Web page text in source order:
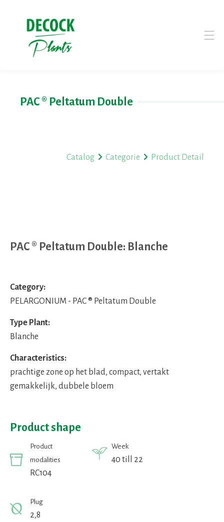
PAC ® Peltatum Double
Catalog Categorie Product Detail
PAC ® Peltatum Double: Blanche
Category:
PELARGONIUM - PAC ® Peltatum Double
Type Plant:
Blanche
Characteristics:
prachtige zone op het blad, compact, vertakt
gemakkelijk, dubbele bloem
Product shape
Product
modalities
RC104
Week
40 till 22
Plug
2,8